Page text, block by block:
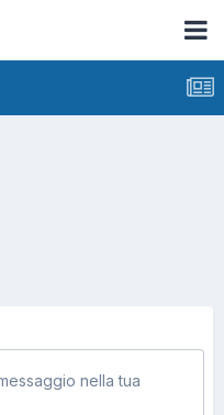
nella tua